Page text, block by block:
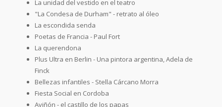
La unidad del vestido en el teatro
"La Condesa de Durham" - retrato al óleo
La escondida senda
Poetas de Francia - Paul Fort
La querendona
Plus Ultra en Berlin - Una pintora argentina, Adela de
Finck
Bellezas infantiles - Stella Cárcano Morra
Fiesta Social en Cordoba
Aviñón - el castillo de los papas